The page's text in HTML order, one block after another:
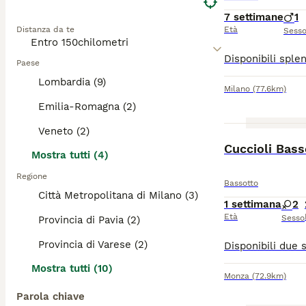
Distanza da te
Paese
Lombardia (9)
Emilia-Romagna (2)
Veneto (2)
Mostra tutti (4)
Regione
Città Metropolitana di Milano (3)
Provincia di Pavia (2)
Provincia di Varese (2)
Mostra tutti (10)
Parola chiave
7 settimane
Età
1
Sesso
Milano (77.6km)
Bassotto
1 settimana
Età
2
Sesso
Monza (72.9km)